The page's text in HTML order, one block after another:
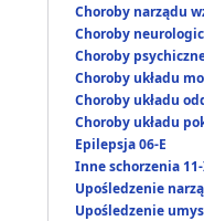
Choroby narządu
Choroby
Choroby
Choroby układu
Choroby układu
Choroby układu
Epilepsja 06-E
Inne schorzenia
Upośledzenie
Upośledzenie